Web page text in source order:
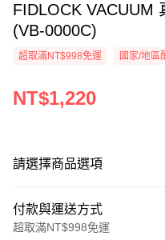
FIDLOCK VACUUM
(VB-0000C)
超取滿NT$998免運 國家/地區
NT$1,220
請選擇商品選項
付款與運送方式
超取滿NT$998免運